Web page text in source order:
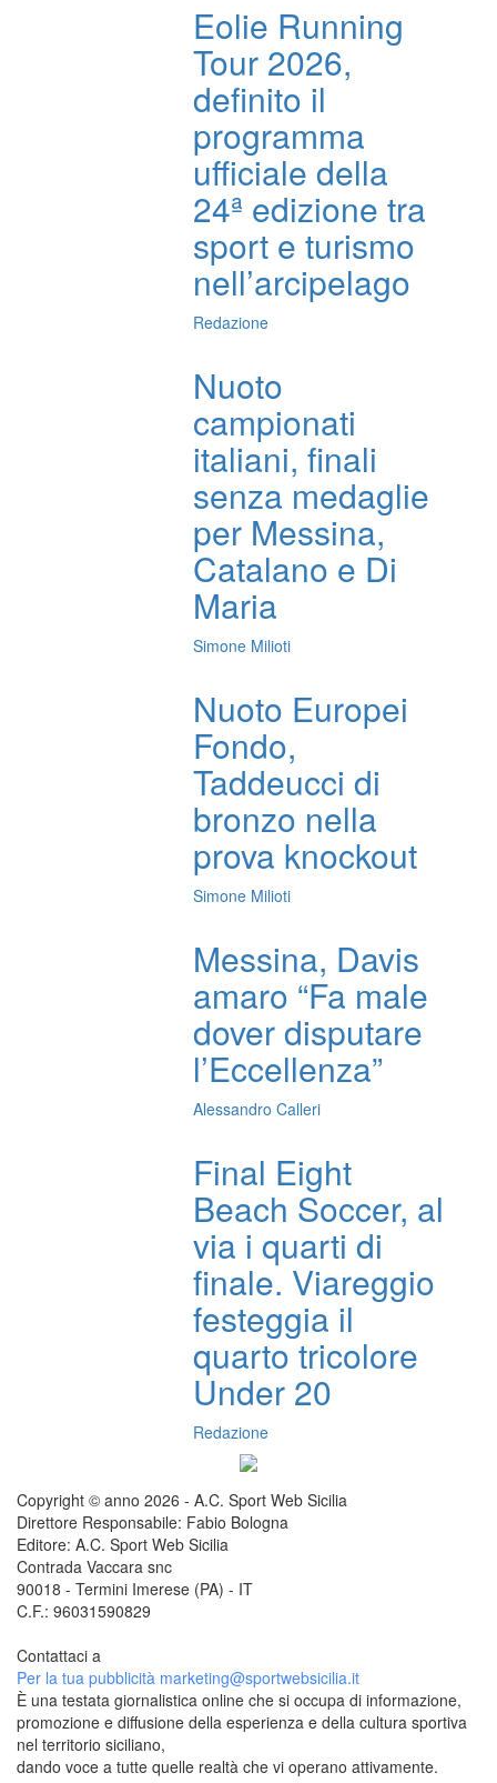
Eolie Running
Tour 2026,
definito il
programma
ufficiale della
24ª edizione tra
sport e turismo
nell’arcipelago
Redazione
Nuoto
campionati
italiani, finali
senza medaglie
per Messina,
Catalano e Di
Maria
Simone Milioti
Nuoto Europei
Fondo,
Taddeucci di
bronzo nella
prova knockout
Simone Milioti
Messina, Davis
amaro “Fa male
dover disputare
l’Eccellenza”
Alessandro Calleri
Final Eight
Beach Soccer, al
via i quarti di
finale. Viareggio
festeggia il
quarto tricolore
Under 20
Redazione
Copyright © anno 2026 - A.C. Sport Web Sicilia
Direttore Responsabile: Fabio Bologna
Editore: A.C. Sport Web Sicilia
Contrada Vaccara snc
90018 - Termini Imerese (PA) - IT
C.F.: 96031590829
Contattaci a
Per la tua pubblicità marketing@sportwebsicilia.it
È una testata giornalistica online che si occupa di informazione,
promozione e diffusione della esperienza e della cultura sportiva
nel territorio siciliano,
dando voce a tutte quelle realtà che vi operano attivamente.